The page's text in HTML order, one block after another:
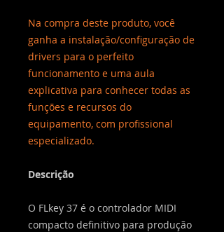
Na compra deste produto, você
ganha a instalação/configuração de
drivers para o perfeito
funcionamento e uma aula
explicativa para conhecer todas as
funções e recursos do
equipamento, com profissional
especializado.
Descrição
O FLkey 37 é o controlador MIDI
compacto definitivo para produção